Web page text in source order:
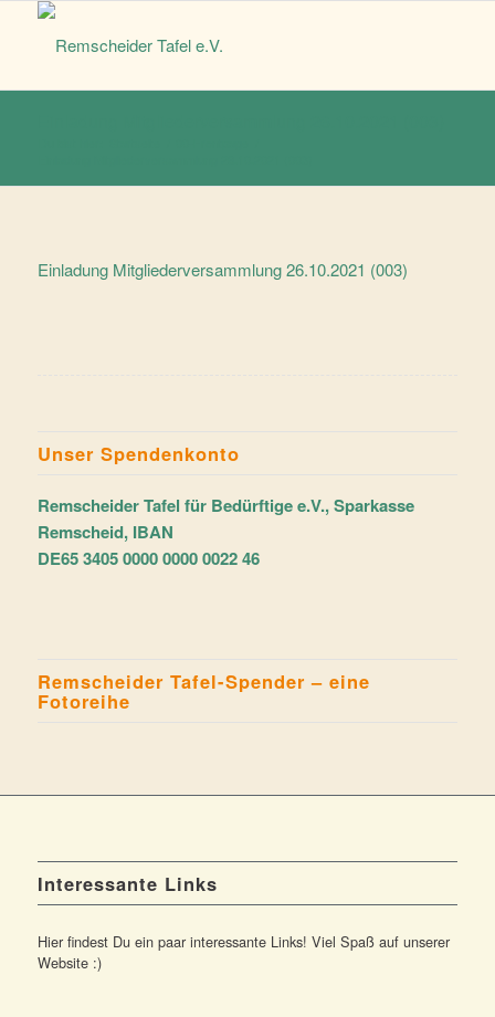
Einladung Mitgliederversammlung 26.10.2021 (003)
Unser Spendenkonto
Remscheider Tafel für Bedürftige e.V., Sparkasse
Remscheid, IBAN
DE65 3405 0000 0000 0022 46
Remscheider Tafel-Spender – eine
Fotoreihe
Interessante Links
Hier findest Du ein paar interessante Links! Viel Spaß auf unserer
Website :)